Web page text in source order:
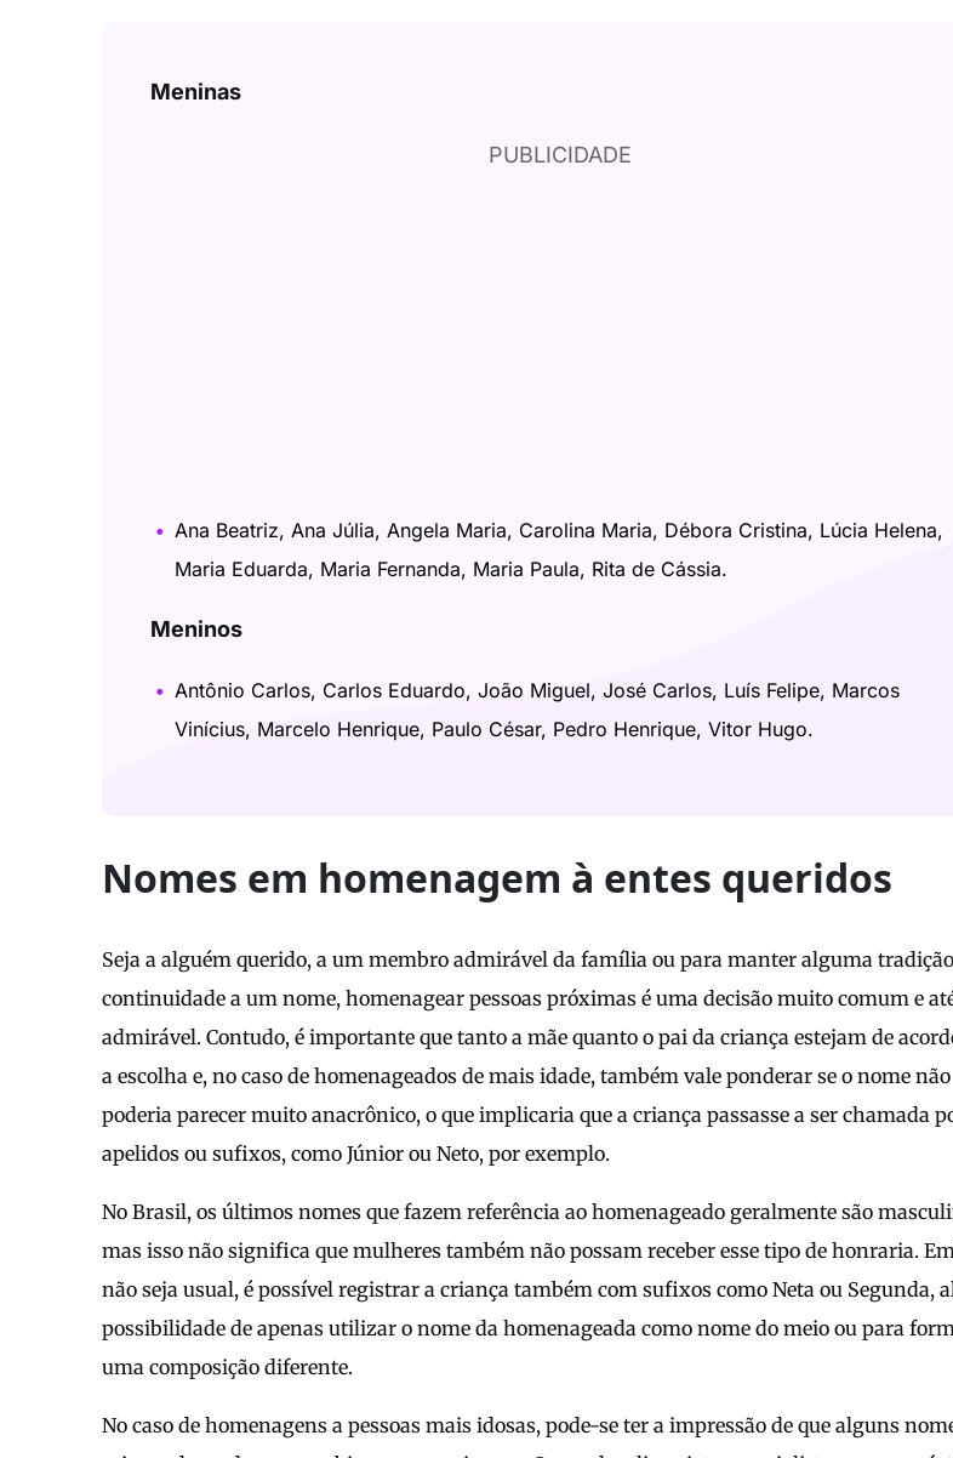
Meninas
PUBLICIDADE
Ana Beatriz, Ana Júlia, Angela Maria, Carolina Maria, Débora Cristina, Lúcia Helena,
Maria Eduarda, Maria Fernanda, Maria Paula, Rita de Cássia.
Meninos
Antônio Carlos, Carlos Eduardo, João Miguel, José Carlos, Luís Felipe, Marcos
Vinícius, Marcelo Henrique, Paulo César, Pedro Henrique, Vitor Hugo.
Nomes em homenagem à entes queridos
Seja a alguém querido, a um membro admirável da família ou para manter alguma
continuidade a um nome, homenagear pessoas próximas é uma decisão muito comum e
admirável. Contudo, é importante que tanto a mãe quanto o pai da criança estejam de
a escolha e, no caso de homenageados de mais idade, também vale ponderar se o nome não
poderia parecer muito anacrônico, o que implicaria que a criança passasse a ser chamada
apelidos ou sufixos, como Júnior ou Neto, por exemplo.
No Brasil, os últimos nomes que fazem referência ao homenageado geralmente são
mas isso não significa que mulheres também não possam receber esse tipo de honraria.
não seja usual, é possível registrar a criança também com sufixos como Neta ou Segunda,
possibilidade de apenas utilizar o nome da homenageada como nome do meio ou para
uma composição diferente.
No caso de homenagens a pessoas mais idosas, pode-se ter a impressão de que alguns